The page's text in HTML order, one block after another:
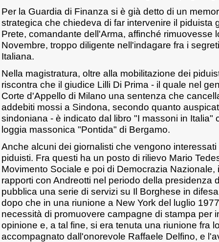
Per la Guardia di Finanza si è già detto di un
strategica che chiedeva di far intervenire il piduista
Prete, comandante dell'Arma, affinché rimuovesse
Novembre, troppo diligente nell'indagare fra i
Italiana.
Nella magistratura, oltre alla mobilitazione dei
riscontra che il giudice Lilli Di Prima - il quale nel
Corte d'Appello di Milano una sentenza che
addebiti mossi a Sindona, secondo quanto
sindoniana - è indicato dal libro "I massoni in Italia"
loggia massonica "Pontida" di Bergamo.
Anche alcuni dei giornalisti che vengono
piduisti. Fra questi ha un posto di rilievo Mario
Movimento Sociale e poi di Democrazia Nazionale,
rapporti con Andreotti nel periodo della presidenza
pubblica una serie di servizi su Il Borghese in
dopo che in una riunione a New York del luglio
necessità di promuovere campagne di stampa per
opinione e, a tal fine, si era tenuta una riunione fra
accompagnato dall'onorevole Raffaele Delfino, e